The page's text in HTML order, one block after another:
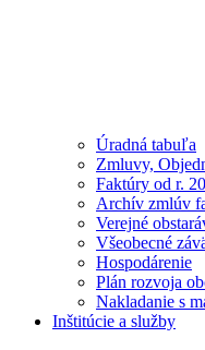
Úradná tabuľa
Zmluvy,
Faktúry od r.
Archív zmlúv
Verejné
Všeobecné
Hospodárenie
Plán rozvoja
Nakladanie s
Inštitúcie a služby